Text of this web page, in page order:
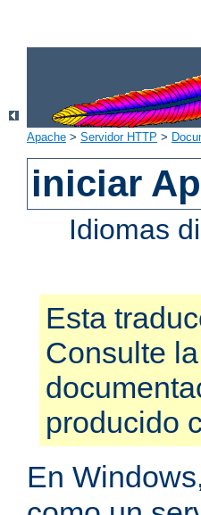
Apache > Servidor HTTP >
iniciar
Idiomas
Esta
Consulte
producido
En